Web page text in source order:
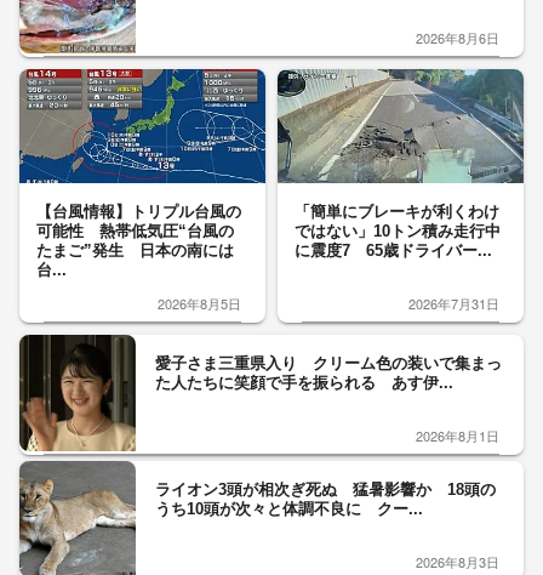
2026年8月6日
【台風情報】トリプル台風の
可能性 熱帯低気圧“台風の
たまご”発生 日本の南には
台...
2026年8月5日
「簡単にブレーキが利くわけ
ではない」10トン積み走行中
に震度7 65歳ドライバー...
2026年7月31日
愛子さま三重県入り クリーム色の装いで集まっ
た人たちに笑顔で手を振られる あす伊...
2026年8月1日
ライオン3頭が相次ぎ死ぬ 猛暑影響か 18頭の
うち10頭が次々と体調不良に クー...
2026年8月3日